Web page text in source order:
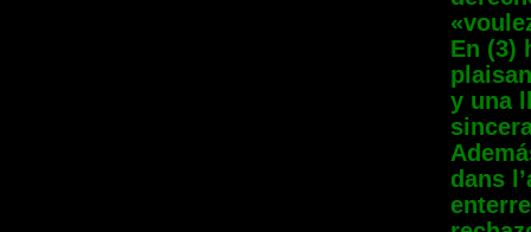
En (3)
y una
dans